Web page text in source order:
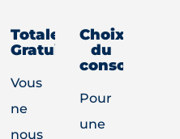
Totalement
Gratuit
Vous
ne
nous
Choix
du
Pour
une